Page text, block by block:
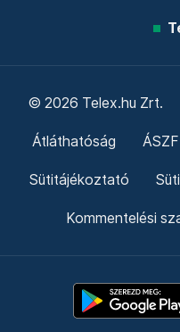
© 2026 Telex.hu Zrt.
Átláthatóság ÁSZF
Sütitájékoztató
Kommentelési